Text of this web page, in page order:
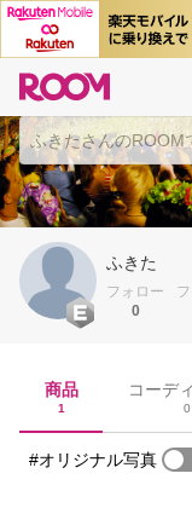
ふきた
フォロー
0
商品
1
コーデ
0
#オリジナル写真